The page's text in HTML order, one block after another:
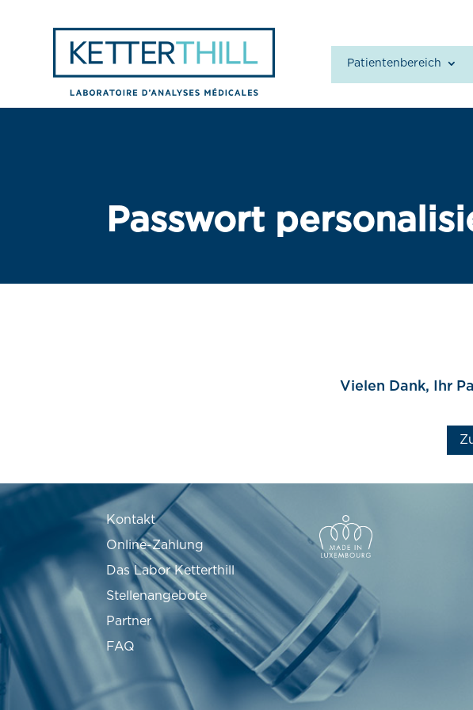
Patientenbereich
Passwort
Vielen Dank, Ihr
Kontakt
Online-Zahlung
Das Labor Ketterthill
Stellenangebote
Partner
FAQ